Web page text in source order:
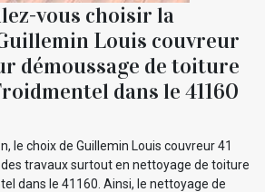
vous choisir la
Louis couvreur
démoussage de toiture
dans le 41160
le choix de Guillemin Louis couvreur 41
travaux surtout en nettoyage de toiture
dans le 41160. Ainsi, le nettoyage de